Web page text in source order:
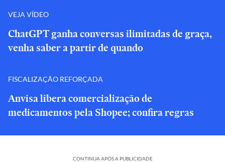
VEJA VÍDEO
ChatGPT ganha conversas ilimitadas de graça,
venha saber a partir de quando
FISCALIZAÇÃO REFORÇADA
Anvisa libera comercialização de
medicamentos pela Shopee; confira regras
CONTINUA APÓS A PUBLICIDADE